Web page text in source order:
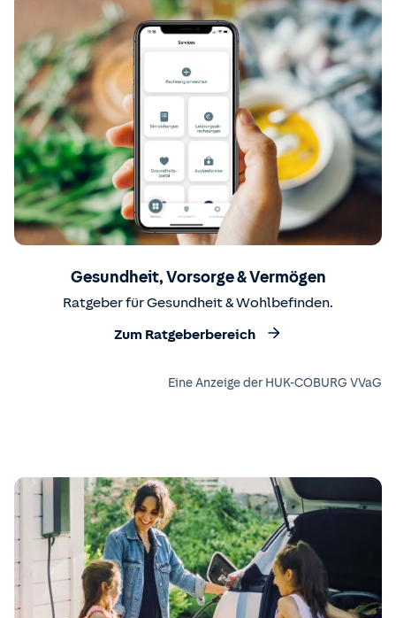
Gesundheit, Vorsorge & Vermögen
Ratgeber für Gesundheit & Wohlbefinden.
Zum Ratgeberbereich
Eine Anzeige der HUK-COBURG VVaG